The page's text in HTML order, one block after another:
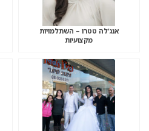
אנג’לה טטרו – השתלמויות
מקצועיות